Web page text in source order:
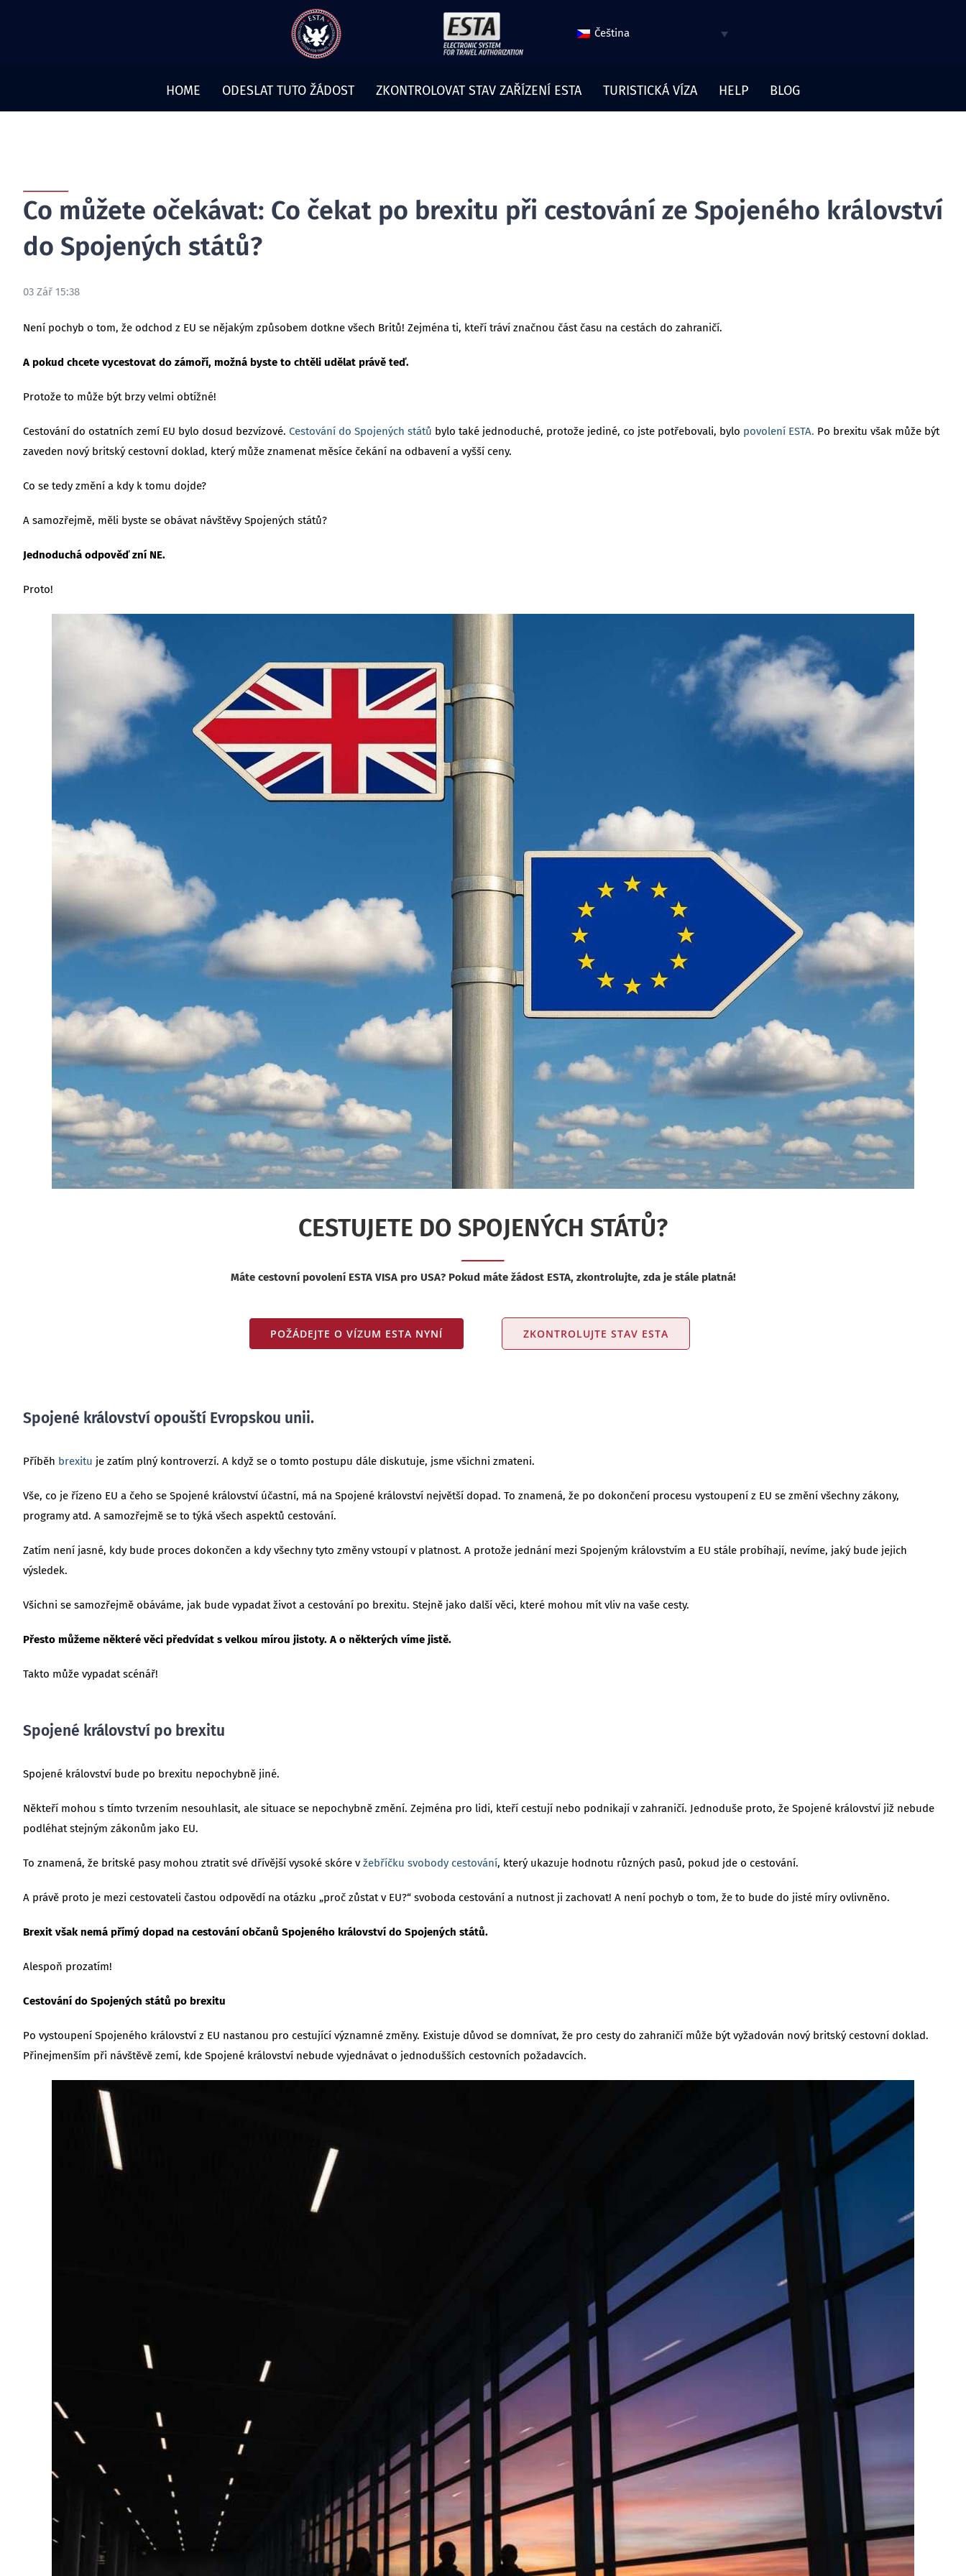
Čeština
HOME ODESLAT TUTO ŽÁDOST ZKONTROLOVAT STAV ZAŘÍZENÍ ESTA TURISTICKÁ VÍZA HELP BLOG
Co můžete očekávat: Co čekat po brexitu při cestování ze Spojeného království
do Spojených států?
03 Zář 15:38
Není pochyb o tom, že odchod z EU se nějakým způsobem dotkne všech Britů! Zejména ti, kteří tráví značnou část času na cestách do zahraničí.
A pokud chcete vycestovat do zámoří, možná byste to chtěli udělat právě teď.
Protože to může být brzy velmi obtížné!
Cestování do ostatních zemí EU bylo dosud bezvízové. Cestování do Spojených států bylo také jednoduché, protože jediné, co jste potřebovali, bylo povolení ESTA. Po brexitu však může být
zaveden nový britský cestovní doklad, který může znamenat měsíce čekání na odbavení a vyšší ceny.
Co se tedy změní a kdy k tomu dojde?
A samozřejmě, měli byste se obávat návštěvy Spojených států?
Jednoduchá odpověď zní NE.
Proto!
CESTUJETE DO SPOJENÝCH STÁTŮ?
Máte cestovní povolení ESTA VISA pro USA? Pokud máte žádost ESTA, zkontrolujte, zda je stále platná!
POŽÁDEJTE O VÍZUM ESTA NYNÍ ZKONTROLUJTE STAV ESTA
Spojené království opouští Evropskou unii.
Příběh brexitu je zatím plný kontroverzí. A když se o tomto postupu dále diskutuje, jsme všichni zmateni.
Vše, co je řízeno EU a čeho se Spojené království účastní, má na Spojené království největší dopad. To znamená, že po dokončení procesu vystoupení z EU se změní všechny zákony,
programy atd. A samozřejmě se to týká všech aspektů cestování.
Zatím není jasné, kdy bude proces dokončen a kdy všechny tyto změny vstoupí v platnost. A protože jednání mezi Spojeným královstvím a EU stále probíhají, nevíme, jaký bude jejich
výsledek.
Všichni se samozřejmě obáváme, jak bude vypadat život a cestování po brexitu. Stejně jako další věci, které mohou mít vliv na vaše cesty.
Přesto můžeme některé věci předvídat s velkou mírou jistoty. A o některých víme jistě.
Takto může vypadat scénář!
Spojené království po brexitu
Spojené království bude po brexitu nepochybně jiné.
Někteří mohou s tímto tvrzením nesouhlasit, ale situace se nepochybně změní. Zejména pro lidi, kteří cestují nebo podnikají v zahraničí. Jednoduše proto, že Spojené království již nebude
podléhat stejným zákonům jako EU.
To znamená, že britské pasy mohou ztratit své dřívější vysoké skóre v žebříčku svobody cestování, který ukazuje hodnotu různých pasů, pokud jde o cestování.
A právě proto je mezi cestovateli častou odpovědí na otázku „proč zůstat v EU?“ svoboda cestování a nutnost ji zachovat! A není pochyb o tom, že to bude do jisté míry ovlivněno.
Brexit však nemá přímý dopad na cestování občanů Spojeného království do Spojených států.
Alespoň prozatím!
Cestování do Spojených států po brexitu
Po vystoupení Spojeného království z EU nastanou pro cestující významné změny. Existuje důvod se domnívat, že pro cesty do zahraničí může být vyžadován nový britský cestovní doklad.
Přinejmenším při návštěvě zemí, kde Spojené království nebude vyjednávat o jednodušších cestovních požadavcích.